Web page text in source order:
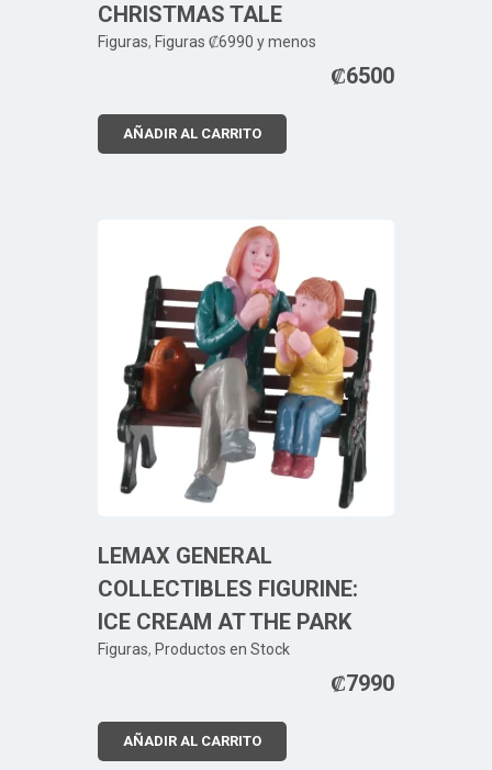
CHRISTMAS TALE
Figuras, Figuras ₡6990 y menos
₡6500
AÑADIR AL CARRITO
LEMAX GENERAL
COLLECTIBLES FIGURINE:
ICE CREAM AT THE PARK
Figuras, Productos en Stock
₡7990
AÑADIR AL CARRITO